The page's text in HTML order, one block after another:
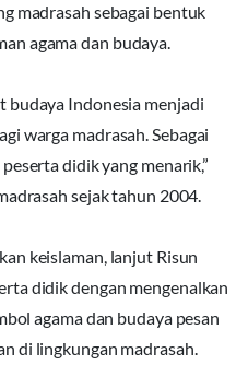
madrasah sebagai bentuk
agama dan budaya.
budaya Indonesia menjadi
warga madrasah. Sebagai
didik yang menarik,”
sejak tahun 2004.
keislaman, lanjut Risun
didik dengan mengenalkan
agama dan budaya pesan
di lingkungan madrasah.